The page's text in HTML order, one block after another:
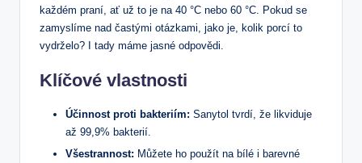
každém praní, ať už to je na 40 °C nebo 60 °C. Pokud se
zamyslíme nad častými otázkami, jako je, kolik porcí to
vydrželo? I tady máme jasné odpovědi.
Klíčové vlastnosti
Účinnost proti bakteriím: Sanytol tvrdí, že likviduje
až 99,9% bakterií.
Všestrannost: Můžete ho použít na bílé i barevné